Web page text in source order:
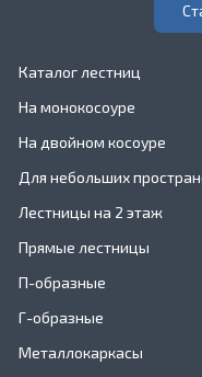
Каталог лестниц
На монокосоуре
На двойном косоуре
Для небольших
Лестницы на 2 этаж
Прямые лестницы
П-образные
Г-образные
Металлокаркасы